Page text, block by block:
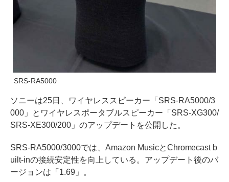
SRS-RA5000
ソニーは25日、ワイヤレススピーカー「SRS-RA5000/3
000」とワイヤレスポータブルスピーカー「SRS-XG300/
SRS-XE300/200」のアップデートを公開した。
SRS-RA5000/3000では、Amazon MusicとChromecast b
uilt-inの接続安定性を向上している。アップデート後のバ
ージョンは「1.69」。